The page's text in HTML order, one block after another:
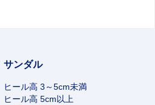
サンダル
ヒール高 3～5cm未満
ヒール高 5cm以上